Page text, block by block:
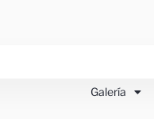
Galería